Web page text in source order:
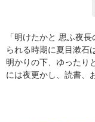
「明けたかと 思ふ夜
られる時期に夏目漱石
明かりの下、ゆったり
には夜更かし、読書、